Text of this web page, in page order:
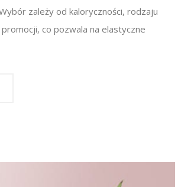
zależy od kaloryczności, rodzaju
co pozwala na elastyczne